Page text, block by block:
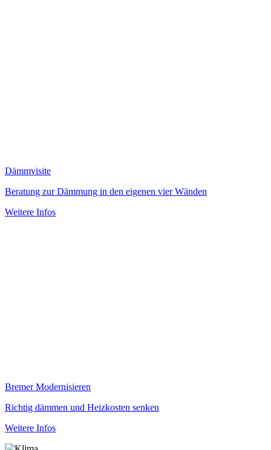
Dämmvisite
Beratung zur Dämmung in den eigenen vier Wänden
Weitere Infos
Bremer Modernisieren
Richtig dämmen und Heizkosten senken
Weitere Infos